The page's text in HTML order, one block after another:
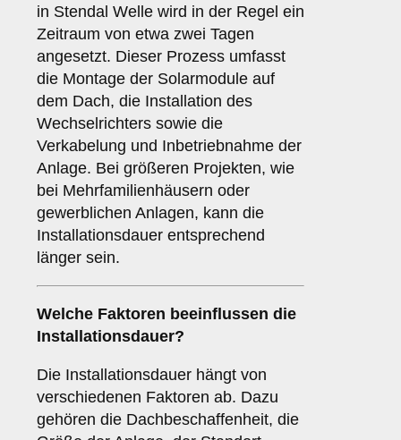
in Stendal Welle wird in der Regel ein
Zeitraum von etwa zwei Tagen
angesetzt. Dieser Prozess umfasst
die Montage der Solarmodule auf
dem Dach, die Installation des
Wechselrichters sowie die
Verkabelung und Inbetriebnahme der
Anlage. Bei größeren Projekten, wie
bei Mehrfamilienhäusern oder
gewerblichen Anlagen, kann die
Installationsdauer entsprechend
länger sein.
Welche Faktoren beeinflussen die
Installationsdauer?
Die Installationsdauer hängt von
verschiedenen Faktoren ab. Dazu
gehören die Dachbeschaffenheit, die